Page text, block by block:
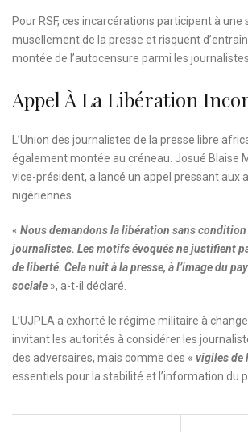
Pour RSF, ces incarcérations participent à une
musellement de la presse et risquent
montée de l’autocensure parmi les
Appel À La Libération
L’Union des journalistes de la presse libre
également montée au créneau. Josué Blaise
vice-président, a lancé un appel pressant aux
nigériennes.
« Nous demandons la libération sans condition
journalistes. Les motifs évoqués ne justifient
de liberté. Cela nuit à la presse, à l’image du
sociale », a-t-il déclaré.
L’UJPLA a exhorté le régime militaire à
invitant les autorités à considérer les
des adversaires, mais comme des « vigiles de
essentiels pour la stabilité et l’information du